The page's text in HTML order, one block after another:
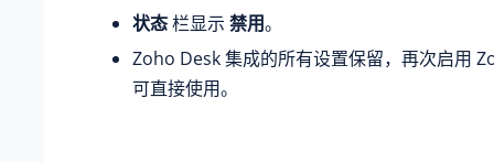
状态栏显示 禁用。
Zoho Desk 集成的所有设置保留，再次启用
可直接使用。